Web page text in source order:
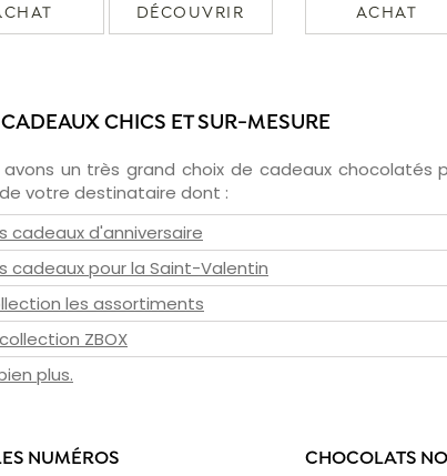
DÉCOUVRIR ACHAT
CHICS ET SUR-MESURE
avons un très grand choix de cadeaux chocolatés
votre destinataire dont :
cadeaux d'anniversaire
cadeaux pour la Saint-Valentin
les assortiments
ZBOX
plus.
NUMÉROS
CHOCOLATS